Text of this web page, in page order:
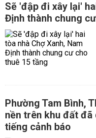
Đến thời điểm này đã có
nước ta được công bố
ca bệnh.
Riêng đối với bệnh
50 bệnh nhân mang
Nam điều trị khỏi.
COVID-19 nặng nào tử
Tính đến sáng ngày 30/
COVID-19 đang điều
y tế, hiện có 12 bệnh
từ 1- 2 lần với virus
Sẽ 'đập đi xây lại'
Định thành chung
Phường Tam Bình,
nền trên khu đất
tiếng cảnh báo